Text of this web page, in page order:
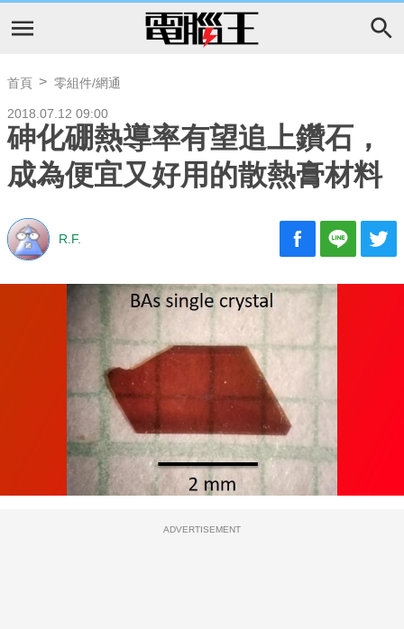
首頁 零組件/網通
2018.07.12 09:00
砷化硼熱導率有望追上鑽石，
成為便宜又好用的散熱膏材料
R.F.
ADVERTISEMENT